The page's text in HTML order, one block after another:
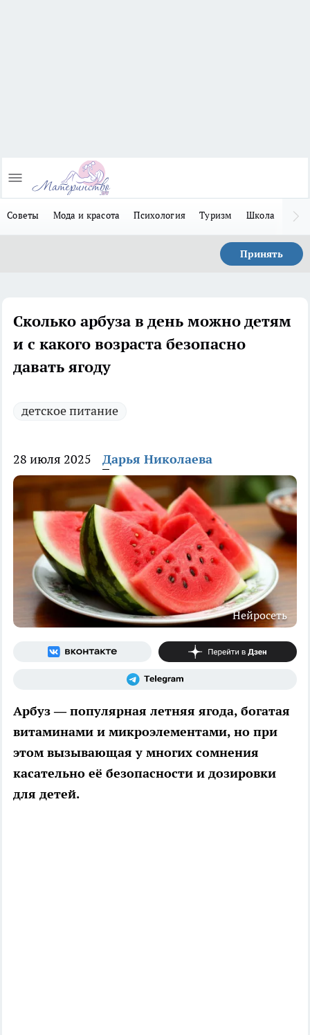
Советы Мода и красота Психология Туризм Школа
Принять
Сколько арбуза в день можно детям
и с какого возраста безопасно
давать ягоду
детское питание
28 июля 2025 Дарья Николаева
Нейросеть
Арбуз — популярная летняя ягода, богатая
витаминами и микроэлементами, но при
этом вызывающая у многих сомнения
касательно её безопасности и дозировки
для детей.